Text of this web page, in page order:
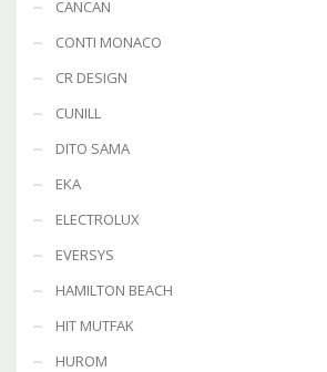
CANCAN
CONTI MONACO
CR DESIGN
CUNILL
DITO SAMA
EKA
ELECTROLUX
EVERSYS
HAMILTON BEACH
HIT MUTFAK
HUROM